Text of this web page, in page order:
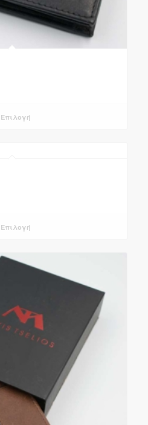
Επιλογή
Επιλογή